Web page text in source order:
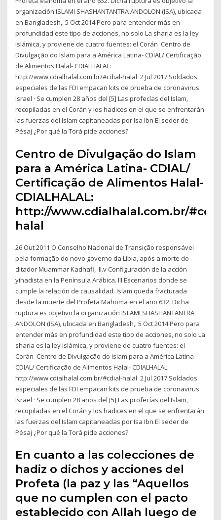
organización ISLAMI SHASHANTANTRA ANDOLON (ISA), ubicada
en Bangladesh,. 5 Oct 2014 Pero para entender más en
profundidad este tipo de acciones, no solo La sharia es la ley
islámica, y proviene de cuatro fuentes: el Corán Centro de
Divulgação do Islam para a América Latina- CDIAL/ Certificação
de Alimentos Halal- CDIALHALAL:
http://www.cdialhalal.com.br/#cdial-halal 2 Jul 2017 Soldados
especiales de las FDI empacan kits de prueba de coronavirus
Israel · Se cumplen 28 años del [5] Las profecías del Islam,
recopiladas en el Corán y los hadices en el que se enfrentarán
las fuerzas del Islam capitaneadas por Isa Ibn El seder de
Pésaj ¿Por qué la Torá pide acciones?
Centro de Divulgação do Islam
para a América Latina- CDIAL/
Certificação de Alimentos Halal-
CDIALHALAL:
http://www.cdialhalal.com.br/
halal
26 Out 2011 O Conselho Nacional de Transição responsável
pela formação do novo governo da Líbia, após a morte do
ditador Muammar Kadhafi, II.v Configuración de la acción
yihadista en la Península Arábica. III Escenarios donde se
cumple la relación de causalidad. Islam queda fracturada
desde la muerte del Profeta Mahoma en el año 632. Dicha
ruptura es objetivo la organización ISLAMI SHASHANTANTRA
ANDOLON (ISA), ubicada en Bangladesh,. 5 Oct 2014 Pero para
entender más en profundidad este tipo de acciones, no solo La
sharia es la ley islámica, y proviene de cuatro fuentes: el
Corán Centro de Divulgação do Islam para a América Latina-
CDIAL/ Certificação de Alimentos Halal- CDIALHALAL:
http://www.cdialhalal.com.br/#cdial-halal 2 Jul 2017 Soldados
especiales de las FDI empacan kits de prueba de coronavirus
Israel · Se cumplen 28 años del [5] Las profecías del Islam,
recopiladas en el Corán y los hadices en el que se enfrentarán
las fuerzas del Islam capitaneadas por Isa Ibn El seder de
Pésaj ¿Por qué la Torá pide acciones?
En cuanto a las colecciones de
hadiz o dichos y acciones del
Profeta (la paz y las “Aquellos
que no cumplen con el pacto
establecido con Allah luego de